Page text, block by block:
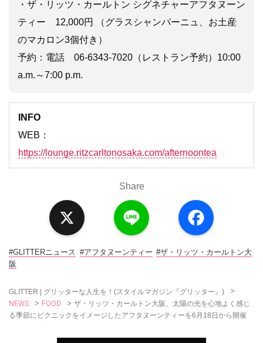
・ザ・リッツ・カールトン シグネチャーアフタヌーン
ティー 12,000円 （グラスシャンパーニュ、お土産
のマカロン3個付き）
予約：電話 06-6343-7020（レストラン予約）10:00
a.m.～7:00 p.m.
INFO
WEB：
https://lounge.ritzcarltonosaka.com/afternoontea
Share
a
c
o
#GLITTERニュース #アフタヌーンティー #ザ・リッツ・カールトン大
阪
GLITTER | グリッターな人生を！(スタイルマガジン『グリッター』) >
NEWS > FOOD > ザ・リッツ・カールトン大阪、太陽の光を心地よく感じ
る季節にピクニックをイメージしたアフタヌーンティーを6月18日から開催